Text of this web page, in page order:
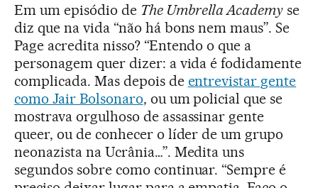
Em um episódio de The Umbrella Academy se
diz que na vida “não há bons nem maus”. Se
Page acredita nisso? “Entendo o que a
personagem quer dizer: a vida é fodidamente
complicada. Mas depois de entrevistar gente
como Jair Bolsonaro, ou um policial que se
mostrava orgulhoso de assassinar gente
queer, ou de conhecer o líder de um grupo
neonazista na Ucrânia…”. Medita uns
segundos sobre como continuar. “Sempre é